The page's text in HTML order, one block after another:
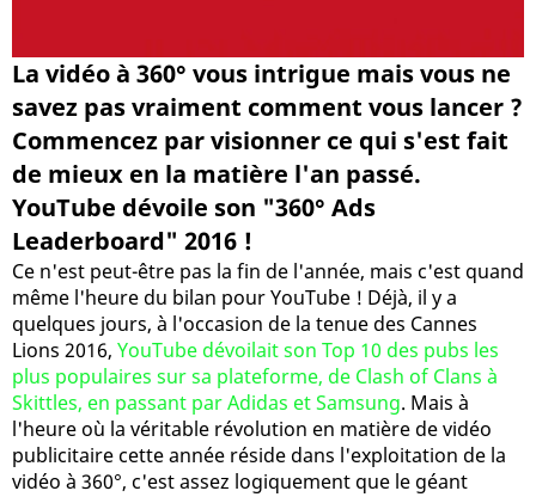
La vidéo à 360° vous intrigue mais vous ne
savez pas vraiment comment vous lancer ?
Commencez par visionner ce qui s'est fait
de mieux en la matière l'an passé.
YouTube dévoile son "360° Ads
Leaderboard" 2016 !
Ce n'est peut-être pas la fin de l'année, mais c'est quand
même l'heure du bilan pour YouTube ! Déjà, il y a
quelques jours, à l'occasion de la tenue des Cannes
Lions 2016, YouTube dévoilait son Top 10 des pubs les
plus populaires sur sa plateforme, de Clash of Clans à
Skittles, en passant par Adidas et Samsung. Mais à
l'heure où la véritable révolution en matière de vidéo
publicitaire cette année réside dans l'exploitation de la
vidéo à 360°, c'est assez logiquement que le géant